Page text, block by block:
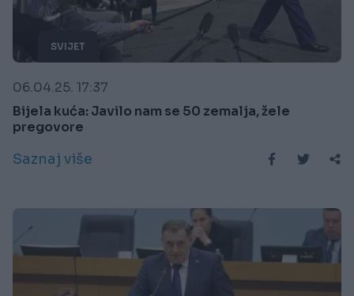
SVIJET
06.04.25. 17:37
Bijela kuća: Javilo nam se 50 zemalja, žele
pregovore
Saznaj više